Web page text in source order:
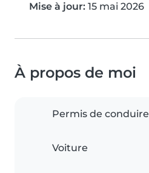
Mise à jour: 15 mai 2026
À propos de moi
Permis de conduire
Voiture